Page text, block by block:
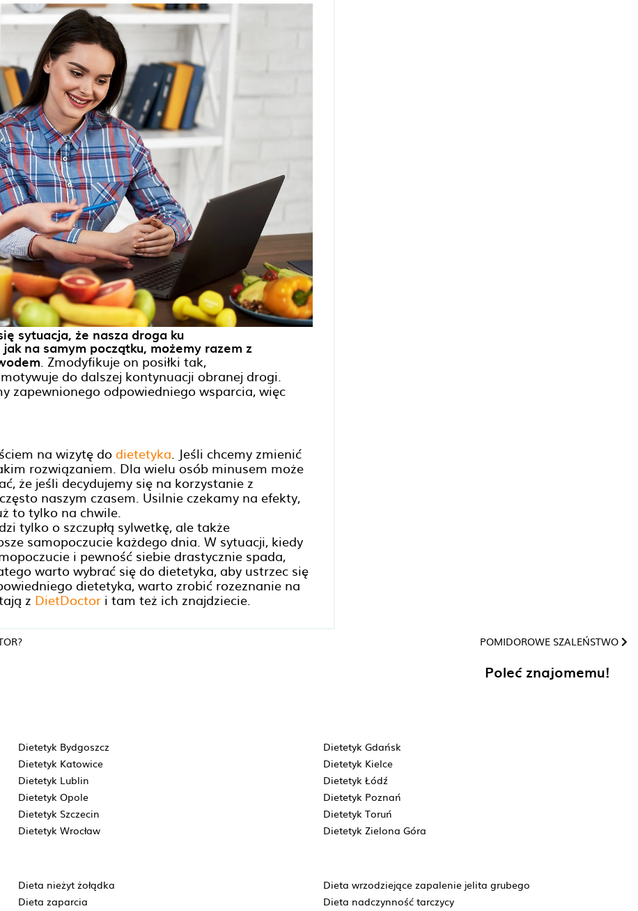
sytuacja, że nasza droga ku
na samym początku, możemy razem z
. Zmodyfikuje on posiłki tak,
do dalszej kontynuacji obranej drogi.
zapewnionego odpowiedniego wsparcia, więc
na wizytę do dietetyka. Jeśli chcemy zmienić
rozwiązaniem. Dla wielu osób minusem może
że jeśli decydujemy się na korzystanie z
naszym czasem. Usilnie czekamy na efekty,
to tylko na chwile.
tylko o szczupłą sylwetkę, ale także
samopoczucie każdego dnia. W sytuacji, kiedy
i pewność siebie drastycznie spada,
warto wybrać się do dietetyka, aby ustrzec się
dietetyka, warto zrobić rozeznanie na
z DietDoctor i tam też ich znajdziecie.
POMIDOROWE SZALEŃSTWO
Poleć znajomemu!
Dietetyk Bydgoszcz
Dietetyk Gdańsk
Dietetyk Katowice
Dietetyk Kielce
Dietetyk Lublin
Dietetyk Łódź
Dietetyk Opole
Dietetyk Poznań
Dietetyk Szczecin
Dietetyk Toruń
Dietetyk Wrocław Dietetyk Zielona Góra
Dieta nieżyt żołądka
Dieta wrzodziejące zapalenie jelita grubego
Dieta zaparcia Dieta nadczynność tarczycy